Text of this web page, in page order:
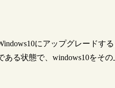
にアップグレードする
ある状態で、windows10をそ